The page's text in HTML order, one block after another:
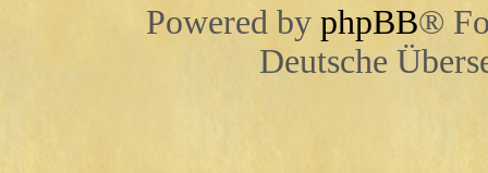
Powered by phpBB®
Deutsche